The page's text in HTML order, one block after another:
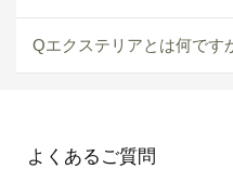
Qエクステリアとは何です
よくあるご質問